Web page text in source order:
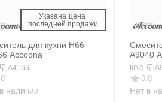
Указана цена
последней продажи
для кухни H66
Accoona
A4166
наличии
A9040
КОД:
0.0
Нет в